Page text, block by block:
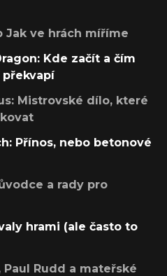
Jak ve hrách míříme
Kde začít a čím
Mistrovské dílo, které
Přínos, nebo betonové
a rady pro
hrami (ale často to
Rudd a mateřské